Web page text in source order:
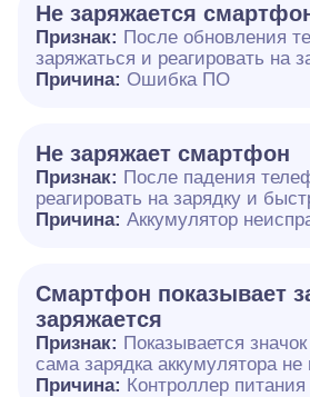
Не заряжается
Признак: После обновления
заряжаться и реагировать на
Причина: Ошибка ПО
Не заряжает смартфон
Признак: После падения
реагировать на зарядку и
Причина: Аккумулятор
Смартфон показывает
заряжается
Признак: Показывается
сама зарядка аккумулятора не
Причина: Контроллер